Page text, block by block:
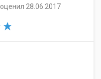
оценил 28.06.2017